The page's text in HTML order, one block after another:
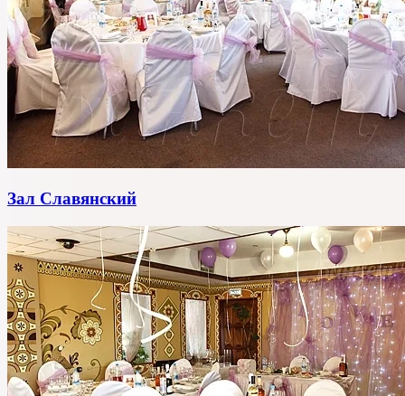
Зал Славянский